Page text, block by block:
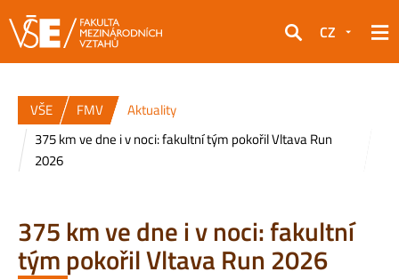
Hledat
CZ
VŠE FMV
Aktuality
375 km ve dne i v noci: fakultní tým pokořil Vltava Run
2026
375 km ve dne i v noci: fakultní
tým pokořil Vltava Run 2026